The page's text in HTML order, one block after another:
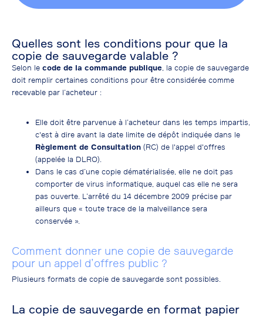
Quelles sont les conditions pour que la
copie de sauvegarde valable ?
Selon le code de la commande publique, la copie de sauvegarde
doit remplir certaines conditions pour être considérée comme
recevable par l’acheteur :
Elle doit être parvenue à l’acheteur dans les temps impartis,
c'est à dire avant la date limite de dépôt indiquée dans le
Règlement de Consultation (RC) de l'appel d'offres
(appelée la DLRO).
Dans le cas d’une copie dématérialisée, elle ne doit pas
comporter de virus informatique, auquel cas elle ne sera
pas ouverte. L’arrêté du 14 décembre 2009 précise par
ailleurs que « toute trace de la malveillance sera
conservée ».
Comment donner une copie de sauvegarde
pour un appel d’offres public ?
Plusieurs formats de copie de sauvegarde sont possibles.
La copie de sauvegarde en format papier